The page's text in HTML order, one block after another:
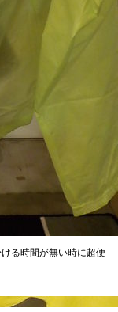
る時間が無い時に超便